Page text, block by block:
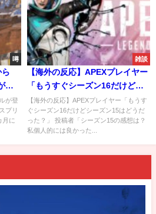
噂
登
る
が登
プリ
に
雑談
【海外の反応】APEXプレイヤー
「もうすぐシーズン16だけどシ
ーズン15はどうだった？」
【海外の反応】APEXプレイヤー「もうす
ぐシーズン16だけどシーズン15はどうだ
った？」 投稿者「シーズン15の感想は？
私個人的には良かった...